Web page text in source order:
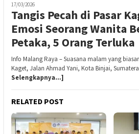
17/03/2026
Tangis Pecah di Pasar
Emosi Seorang Wanita
Petaka, 5 Orang Terluka
Info Malang Raya – Suasana malam yang
Kaget, Jalan Ahmad Yani, Kota Binjai,
Selengkapnya…]
RELATED POST